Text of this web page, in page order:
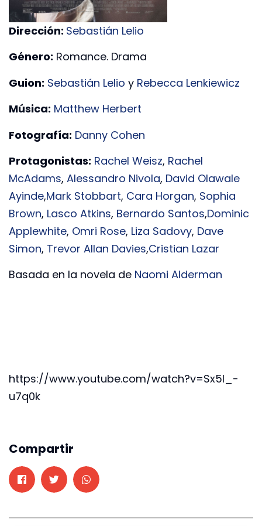
Dirección: Sebastián Lelio
Género: Romance. Drama
Guion: Sebastián Lelio y Rebecca Lenkiewicz
Música: Matthew Herbert
Fotografía: Danny Cohen
Protagonistas: Rachel Weisz, Rachel
McAdams, Alessandro Nivola, David Olawale
Ayinde,Mark Stobbart, Cara Horgan, Sophia
Brown, Lasco Atkins, Bernardo Santos,Dominic
Applewhite, Omri Rose, Liza Sadovy, Dave
Simon, Trevor Allan Davies,Cristian Lazar
Basada en la novela de Naomi Alderman
https://www.youtube.com/watch?v=Sx5I_-
u7q0k
Compartir